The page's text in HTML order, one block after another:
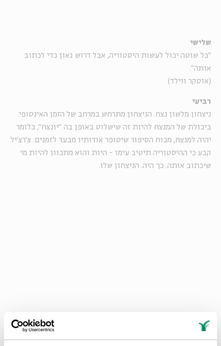
שלישי
"כל שוטה יכול לעשות היסטוריה, אבל דרוש גאון כדי לכתוב
אותה".
(אוסקר ווילד)
רביעי
ניצחון מלשון נצח. הניצחון מתרחש במרחב של הזמן האינסופי.
ביכולת של המנצח להיות זה שישלוט באופן בה "יונצח", כלומר
יהיה למנצח, מכוח הסיפור שיסופר אודותיו מבעד לזמנים. צ'רצ'יל
קבע כי ההיסטוריה תיטיב עימו - היות והוא מתכוון להיות מי
שיכתוב אותה. כך היה. הניצחון שלו.